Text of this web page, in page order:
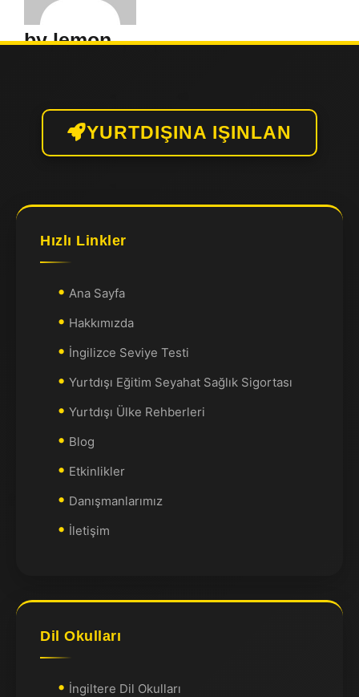
by lemon
YURTDIŞINA IŞINLAN
Hızlı Linkler
Ana Sayfa
Hakkımızda
İngilizce Seviye Testi
Yurtdışı Eğitim Seyahat Sağlık Sigortası
Yurtdışı Ülke Rehberleri
Blog
Etkinlikler
Danışmanlarımız
İletişim
Dil Okulları
İngiltere Dil Okulları